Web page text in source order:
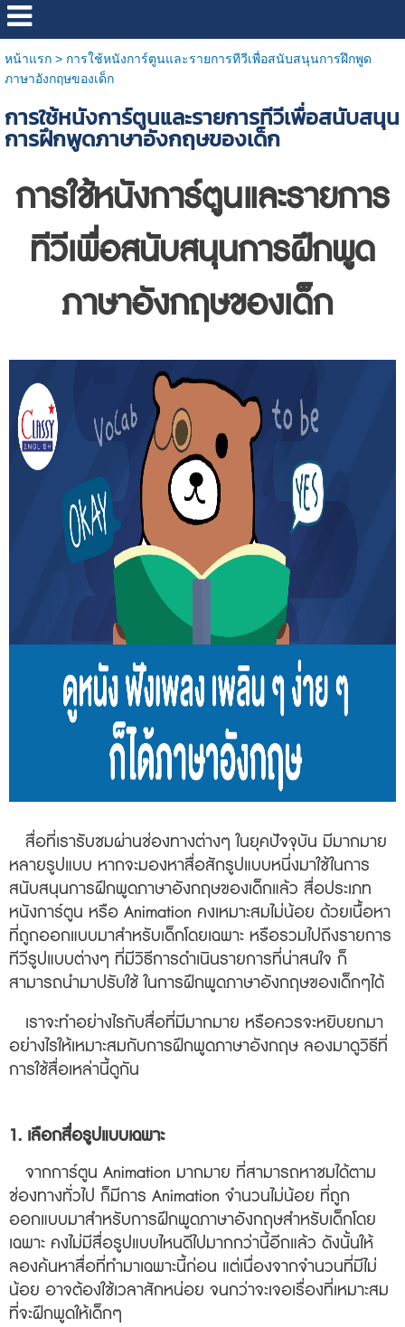
หน้าแรก> การใช้หนังการ์ตูนและรายการทีวีเพื่อสนับสนุนการฝึกพูด
ภาษาอังกฤษของเด็ก
การใช้หนังการ์ตูนและรายการทีวีเพื่อสนับสนุน
การฝึกพูดภาษาอังกฤษของเด็ก
การใช้หนังการ์ตูนและรายการ
ทีวีเพื่อสนับสนุนการฝึกพูด
ภาษาอังกฤษของเด็ก
สื่อที่เรารับชมผ่านช่องทางต่างๆ ในยุคปัจจุบัน มีมากมาย
หลายรูปแบบ หากจะมองหาสื่อสักรูปแบบหนึ่งมาใช้ในการ
สนับสนุนการฝึกพูดภาษาอังกฤษของเด็กแล้ว สื่อประเภท
หนังการ์ตูน หรือ Animation คงเหมาะสมไม่น้อย ด้วยเนื้อหา
ที่ถูกออกแบบมาสำหรับเด็กโดยเฉพาะ หรือรวมไปถึงรายการ
ทีวีรูปแบบต่างๆ ที่มีวิธีการดำเนินรายการที่น่าสนใจ ก็
สามารถนำมาปรับใช้ ในการฝึกพูดภาษาอังกฤษของเด็กๆได้
เราจะทำอย่างไรกับสื่อที่มีมากมาย หรือควรจะหยิบยกมา
อย่างไรให้เหมาะสมกับการฝึกพูดภาษาอังกฤษ ลองมาดูวิธีที่
การใช้สื่อเหล่านี้ดูกัน
1. เลือกสื่อรูปแบบเฉพาะ
จากการ์ตูน Animation มากมาย ที่สามารถหาชมได้ตาม
ช่องทางทั่วไป ก็มีการ Animation จำนวนไม่น้อย ที่ถูก
ออกแบบมาสำหรับการฝึกพูดภาษาอังกฤษสำหรับเด็กโดย
เฉพาะ คงไม่มีสื่อรูปแบบไหนดีไปมากกว่านี้อีกแล้ว ดังนั้นให้
ลองค้นหาสื่อที่ทำมาเฉพาะนี้ก่อน แต่เนื่องจากจำนวนที่มีไม่
น้อย อาจต้องใช้เวลาสักหน่อย จนกว่าจะเจอเรื่องที่เหมาะสม
ที่จะฝึกพูดให้เด็กๆ